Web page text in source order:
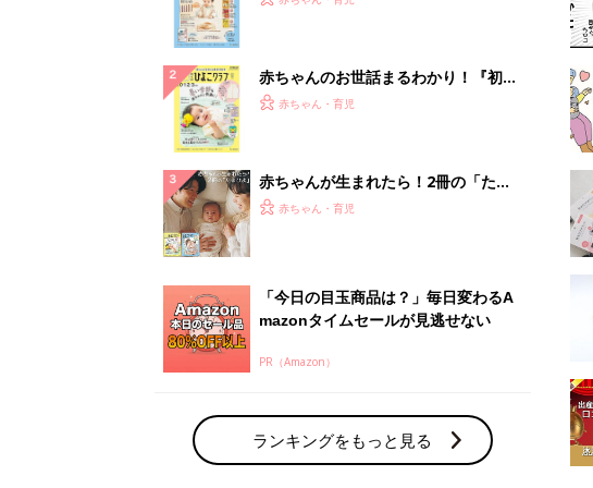
赤ちゃんのお世話まるわかり！『初め
てのひよこクラブ 夏号』〈巻頭大特
赤ちゃん・育児
赤ちゃんが生まれたら！2冊の「たま
ひよ」
赤ちゃん・育児
「今日の目玉商品は？」毎日変わるA
mazonタイムセールが見逃せない
PR（Amazon）
ランキングをもっと見る